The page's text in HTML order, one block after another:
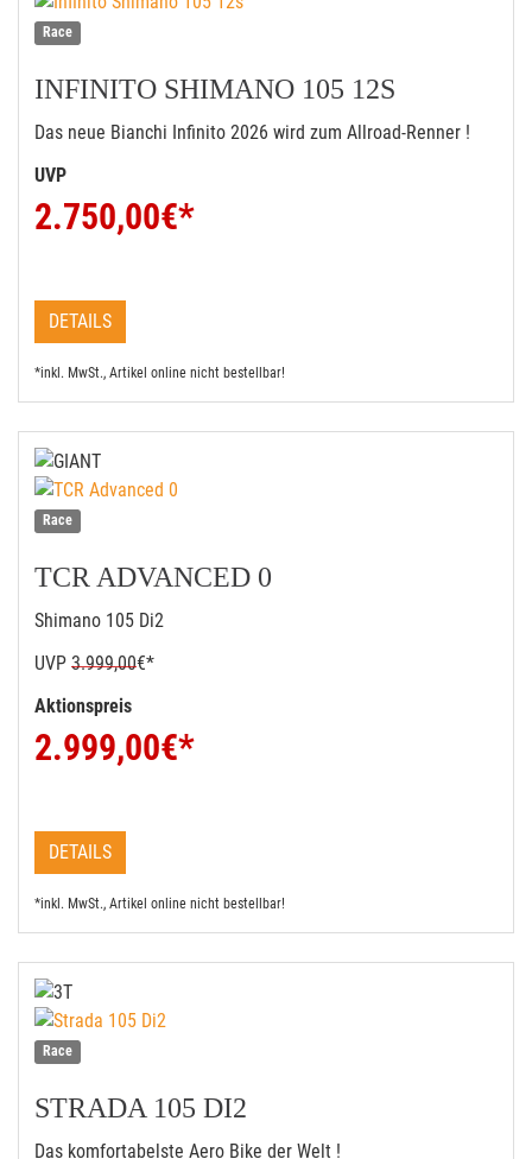
Race
INFINITO SHIMANO 105 12S
Das neue Bianchi Infinito 2026 wird zum Allroad-Renner !
UVP
2.750,00€*
DETAILS
*inkl. MwSt., Artikel online nicht bestellbar!
Race
TCR ADVANCED 0
Shimano 105 Di2
UVP 3.999,00€*
Aktionspreis
2.999,00€*
DETAILS
*inkl. MwSt., Artikel online nicht bestellbar!
Race
STRADA 105 DI2
Das komfortabelste Aero Bike der Welt !